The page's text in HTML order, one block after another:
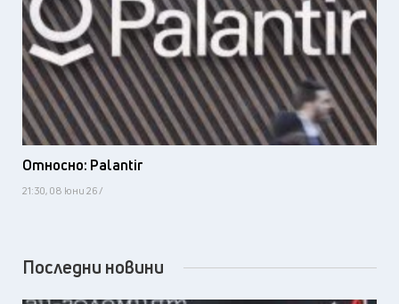
Относно: Palantir
21:30, 08 юни 26 /
Последни новини